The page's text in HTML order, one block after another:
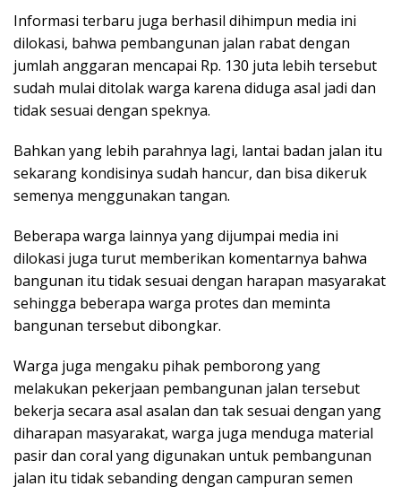
Informasi terbaru juga berhasil dihimpun media ini
dilokasi, bahwa pembangunan jalan rabat dengan
jumlah anggaran mencapai Rp. 130 juta lebih tersebut
sudah mulai ditolak warga karena diduga asal jadi dan
tidak sesuai dengan speknya.
Bahkan yang lebih parahnya lagi, lantai badan jalan itu
sekarang kondisinya sudah hancur, dan bisa dikeruk
semenya menggunakan tangan.
Beberapa warga lainnya yang dijumpai media ini
dilokasi juga turut memberikan komentarnya bahwa
bangunan itu tidak sesuai dengan harapan masyarakat
sehingga beberapa warga protes dan meminta
bangunan tersebut dibongkar.
Warga juga mengaku pihak pemborong yang
melakukan pekerjaan pembangunan jalan tersebut
bekerja secara asal asalan dan tak sesuai dengan yang
diharapan masyarakat, warga juga menduga material
pasir dan coral yang digunakan untuk pembangunan
jalan itu tidak sebanding dengan campuran semen